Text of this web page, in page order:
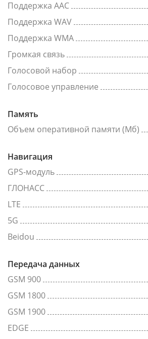
Поддержка AAC
Поддержка WAV
Поддержка WMA
Громкая связь
Голосовой набор
Голосовое управление
Память
Объем оперативной памяти (Мб)
Навигация
GPS-модуль
ГЛОНАСС
LTE
5G
Beidou
Передача данных
GSM 900
GSM 1800
GSM 1900
EDGE